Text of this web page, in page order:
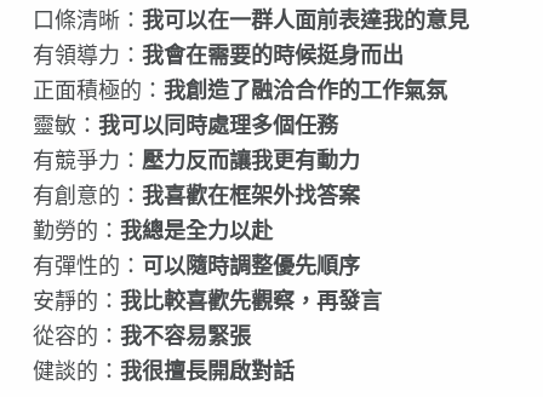
口條清晰： 我可以在一群人面前表達我的意見
有領導力： 我會在需要的時候挺身而出
正面積極的： 我創造了融洽合作的工作氣氛
靈敏： 我可以同時處理多個任務
有競爭力： 壓力反而讓我更有動力
有創意的： 我喜歡在框架外找答案
勤勞的： 我總是全力以赴
有彈性的： 可以隨時調整優先順序
安靜的： 我比較喜歡先觀察，再發言
從容的： 我不容易緊張
健談的： 我很擅長開啟對話